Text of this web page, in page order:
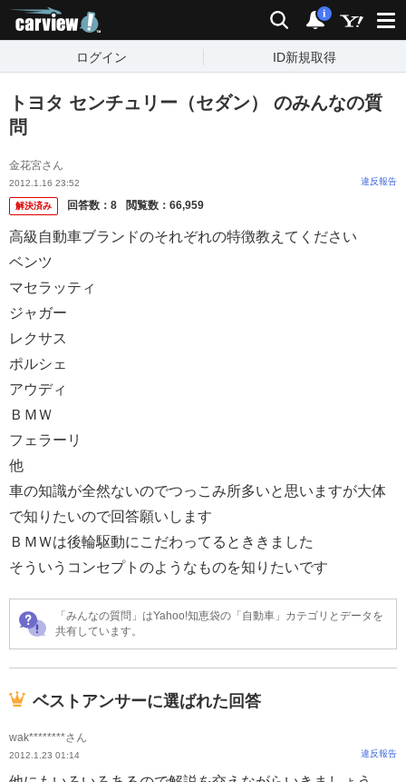
検索 通知
i
ログイン ID新規取得
トヨタ センチュリー（セダン） のみんなの質
問
金花宮さん
2012.1.16 23:52 違反報告
解決済み 回答数： 8 閲覧数： 66,959
高級自動車ブランドのそれぞれの特徴教えてください
ベンツ
マセラッティ
ジャガー
レクサス
ポルシェ
アウディ
ＢＭＷ
フェラーリ
他
車の知識が全然ないのでつっこみ所多いと思いますが大体
で知りたいので回答願いします
ＢＭＷは後輪駆動にこだわってるとききました
そういうコンセプトのようなものを知りたいです
「みんなの質問」はYahoo!知恵袋の「自動車」カテゴリとデータを
共有しています。
ベストアンサーに選ばれた回答
wak********さん
2012.1.23 01:14 違反報告